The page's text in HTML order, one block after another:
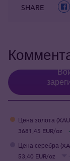
SHARE
Цена золота
3681,45 EUR/oz
Цена серебра
53,40 EUR/oz